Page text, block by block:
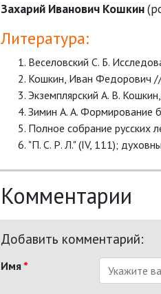
Захарий Иванович Кошкин
Литература:
Веселовский С. Б.
Кошкин, Иван Федорович //
Экземплярский А. В.
Зимин А. А. Формирование
Полное собрание русских
"П. С. Р. Л." (IV, 111);
Комментарии
Добавить комментарий:
Имя *